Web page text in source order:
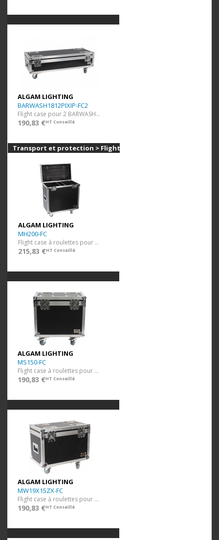
ALGAM LIGHTING
BARWASH1812PIXIP-FC2
Flight case pour 2 BARWASH1812PIX-IP
190,83 €HT Conseillé
Transport et protection > Flight cases
ALGAM LIGHTING
MH200-FC
Flight case à roulettes pour 2x MH200
215,83 €HT Conseillé
ALGAM LIGHTING
MS150-FC
Flight case à roulettes pour 2x MS150
190,83 €HT Conseillé
ALGAM LIGHTING
MW19X15ZX-FC
Flight case à roulettes pour 2 MW19X15ZX
190,83 €HT Conseillé